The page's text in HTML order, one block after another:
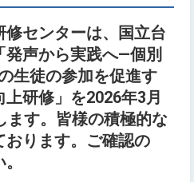
センターは、国立台
声から実践へ—個別
生徒の参加を促進す
研修」を2026年3月
ます。皆様の積極的な
おります。ご確認の